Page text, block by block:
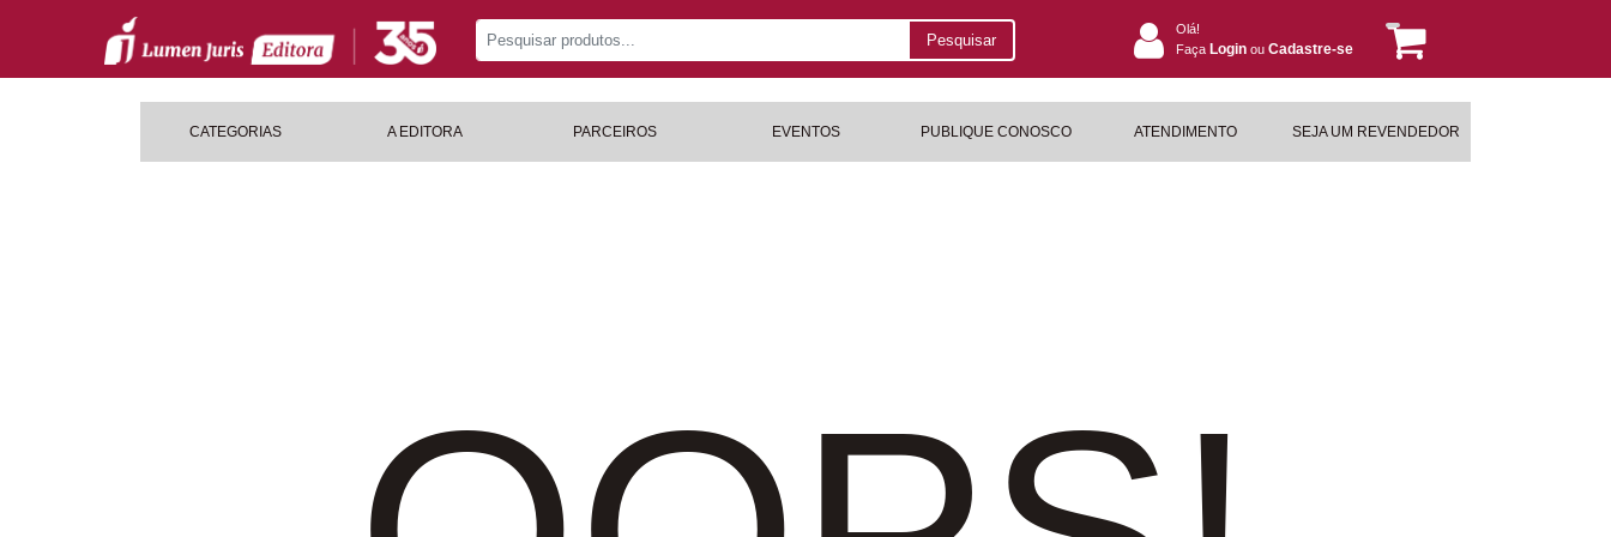
Pesquisar
Olá!
Faça Login ou Cadastre-se
CATEGORIAS A EDITORA PARCEIROS EVENTOS PUBLIQUE CONOSCO ATENDIMENTO SEJA UM REVENDEDOR